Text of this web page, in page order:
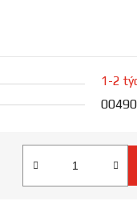
1-2